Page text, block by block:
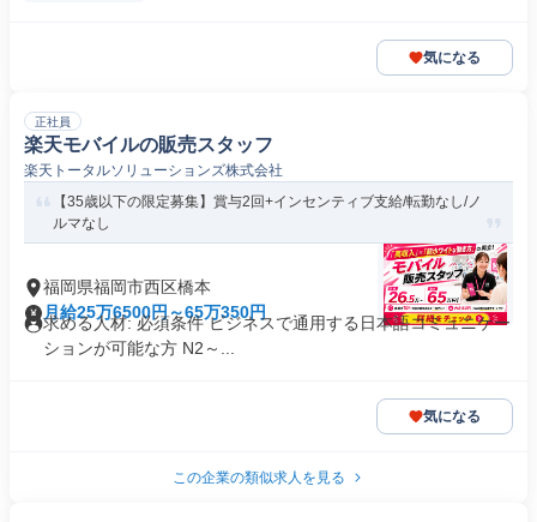
気になる
正社員
楽天モバイルの販売スタッフ
楽天トータルソリューションズ株式会社
【35歳以下の限定募集】賞与2回+インセンティブ支給/転勤なし/ノ
ルマなし
福岡県福岡市西区橋本
月給25万6500円～65万350円
求める人材: 必須条件 ビジネスで通用する日本語コミュニケー
ションが可能な方 N2～...
気になる
この企業の類似求人を見る